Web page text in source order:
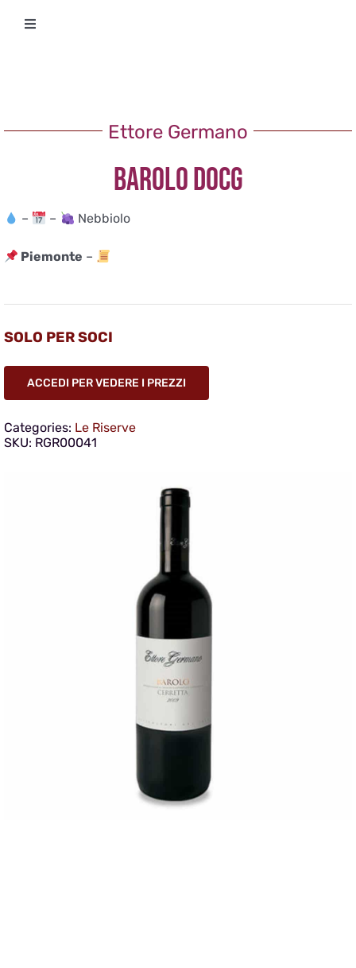
Toggle
Regala un’esperienza
Ettore Germano
BAROLO DOCG
– – Nebbiolo
Piemonte –
SOLO PER SOCI
ACCEDI PER VEDERE I PREZZI
Categories: Le Riserve
SKU: RGR00041